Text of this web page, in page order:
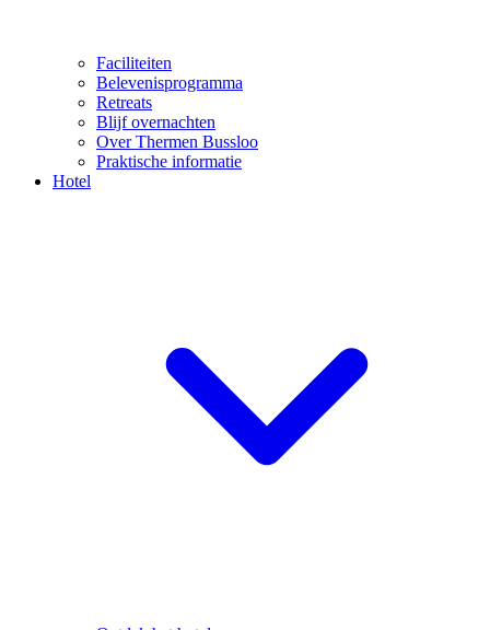
Faciliteiten
Belevenisprogramma
Retreats
Blijf overnachten
Over Thermen Bussloo
Praktische informatie
Hotel